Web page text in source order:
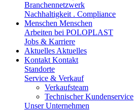
Branchennetzwerk
Nachhaltigkeit . Compliance
Menschen Menschen
Arbeiten bei POLOPLAST
Jobs & Karriere
Aktuelles Aktuelles
Kontakt Kontakt
Standorte
Service & Verkauf
Verkaufsteam
Technischer Kundenservice
Unser Unternehmen